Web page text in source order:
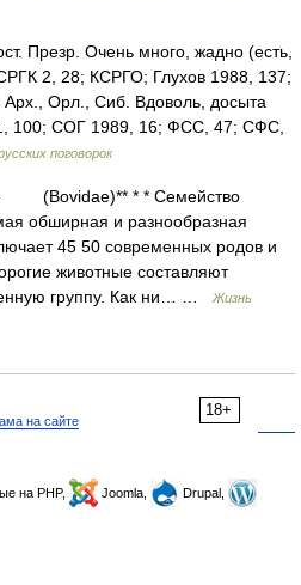
Презр. Очень много, жадно (есть,
2, 28; КСРГО; Глухов 1988, 137;
Орл., Сиб. Вдоволь, досыта
100; СОГ 1989, 16; ФСС, 47; СФС,
поговорок
* * Семейство
обширная и разнообразная
45 50 современных родов и
животные составляют
группу. Как ни… …
Жизнь
18+
на сайте
на PHP, Joomla,
Drupal,